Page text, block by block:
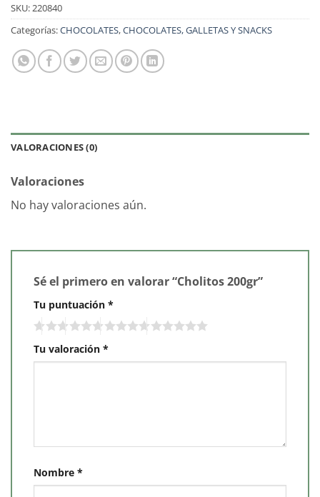
SKU:220840
Categorías:CHOCOLATES,CHOCOLATES, GALLETAS Y SNACKS
VALORACIONES (0)
Valoraciones
No hay valoraciones aún.
Sé el primero en valorar “Cholitos 200gr”
Tu puntuación *
Tu valoración *
Nombre *